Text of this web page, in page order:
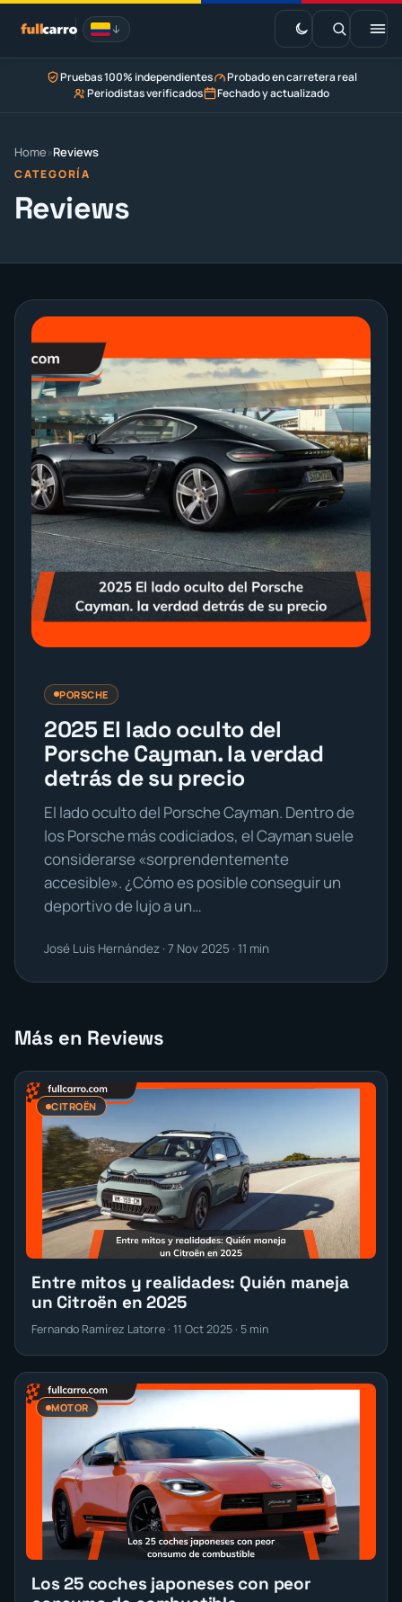
Saltar
contenido
EV · Estaciones de carga
Pruebas 100% independientes
Probado en carretera real
Periodistas verificados
Fechado y actualizado
Home»Reviews
CATEGORÍA
Reviews
PORSCHE
2025 El lado oculto del
Porsche Cayman. la verdad
detrás de su precio
El lado oculto del Porsche Cayman. Dentro de
los Porsche más codiciados, el Cayman suele
considerarse «sorprendentemente
accesible». ¿Cómo es posible conseguir un
deportivo de lujo a un…
José Luis Hernández · 7 Nov 2025 · 11 min
Más en Reviews
CITROËN
Entre mitos y realidades: Quién maneja
un Citroën en 2025
Fernando Ramírez Latorre · 11 Oct 2025 · 5 min
MOTOR
Los 25 coches japoneses con peor